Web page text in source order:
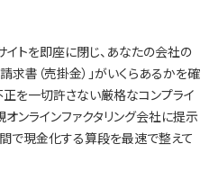
イトを即座に閉じ、あなたの会社の
求書（売掛金）」がいくらあるかを確
正を一切許さない厳格なコンプライ
ンラインファクタリング会社に提示
間で現金化する算段を最速で整えて